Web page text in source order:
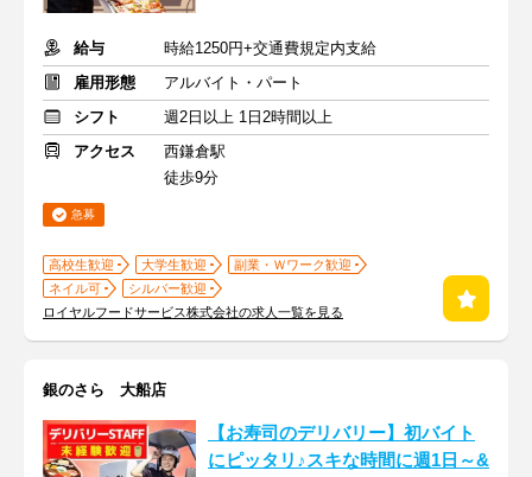
給与
時給1250円+交通費規定内支給
雇用形態
アルバイト・パート
シフト
週2日以上 1日2時間以上
アクセス
西鎌倉駅
徒歩9分
急募
高校生歓迎 大学生歓迎
副業・Ｗワーク歓迎
ネイル可
シルバー歓迎
ロイヤルフードサービス株式会社の求人一覧を見る
銀のさら 大船店
【お寿司のデリバリー】初バイト
にピッタリ♪スキな時間に週1日～&